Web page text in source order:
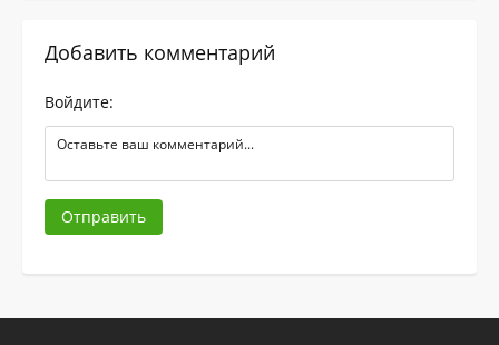
Добавить комментарий
Войдите:
Отправить